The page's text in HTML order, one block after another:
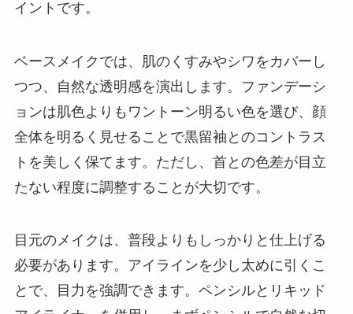
イントです。
ベースメイクでは、肌のくすみやシワをカバーし
つつ、自然な透明感を演出します。ファンデーシ
ョンは肌色よりもワントーン明るい色を選び、顔
全体を明るく見せることで黒留袖とのコントラス
トを美しく保てます。ただし、首との色差が目立
たない程度に調整することが大切です。
目元のメイクは、普段よりもしっかりと仕上げる
必要があります。アイラインを少し太めに引くこ
とで、目力を強調できます。ペンシルとリキッド